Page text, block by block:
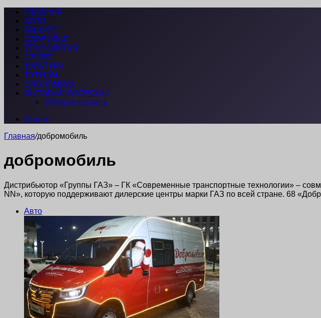
ГЛАВНАЯ
АВТО
БИЗНЕС
ЗДОРОВЬЕ
ТЕХНОЛОГИИ
СПОРТ
КУЛЬТУРА
ТУРИЗМ
ЭКОНОМИКА
БЫТОВЫЕ ВОПРОСЫ
Обзор интернета
Искать
Главная/добромобиль
добромобиль
Дистрибьютор «Группы ГАЗ» – ГК «Современные транспортные технологии» –
NN», которую поддерживают дилерские центры марки ГАЗ по всей стране. 68
Авто